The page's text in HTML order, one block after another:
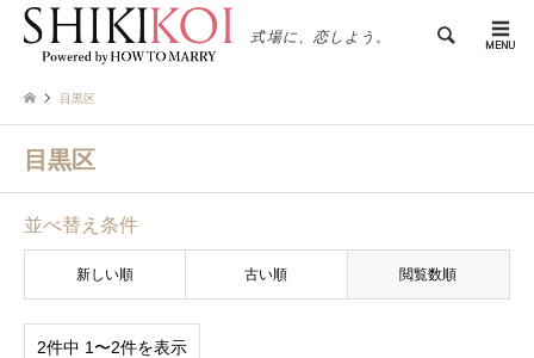
式場に、恋しよう。 検索
目黒区
目黒区
並べ替え条件
新しい順 古い順 閲覧数順
2件中 1〜2件を表示